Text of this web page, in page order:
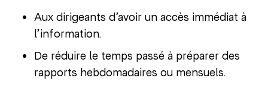
Aux dirigeants d’avoir un accès immédiat à
l’information.
De réduire le temps passé à préparer des
rapports hebdomadaires ou mensuels.